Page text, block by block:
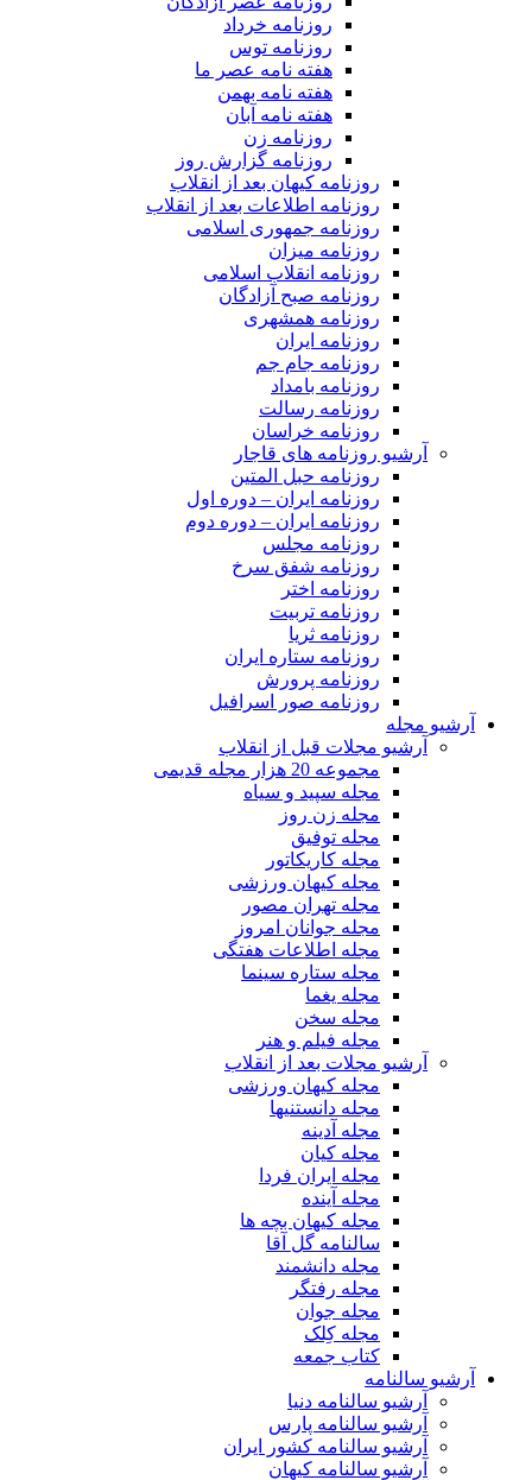
روزنامه خرداد
روزنامه توس
هفته نامه عصر ما
هفته نامه بهمن
هفته نامه آبان
روزنامه زن
روزنامه گزارش روز
روزنامه کیهان بعد از انقلاب
روزنامه اطلاعات بعد از انقلاب
روزنامه جمهوری اسلامی
روزنامه میزان
روزنامه انقلاب اسلامی
روزنامه صبح آزادگان
روزنامه همشهری
روزنامه ایران
روزنامه جام جم
روزنامه بامداد
روزنامه رسالت
روزنامه خراسان
آرشیو روزنامه های قاجار
روزنامه حبل المتین
روزنامه ایران – دوره اول
روزنامه ایران – دوره دوم
روزنامه مجلس
روزنامه شفق سرخ
روزنامه اختر
روزنامه تربیت
روزنامه ثریا
روزنامه ستاره ایران
روزنامه پرورش
روزنامه صور اسرافیل
آرشیو مجله
آرشیو مجلات قبل از انقلاب
مجموعه 20 هزار مجله قدیمی
مجله سپید و سیاه
مجله زن روز
مجله توفیق
مجله کاریکاتور
مجله کیهان ورزشی
مجله تهران مصور
مجله جوانان امروز
مجله اطلاعات هفتگی
مجله ستاره سینما
مجله یغما
مجله سخن
مجله فیلم و هنر
آرشیو مجلات بعد از انقلاب
مجله کیهان ورزشی
مجله دانستنیها
مجله آدینه
مجله کیان
مجله ایران فردا
مجله آینده
مجله کیهان بچه ها
سالنامه گل آقا
مجله دانشمند
مجله رفتگر
مجله جوان
مجله کِلک
کتاب جمعه
آرشیو سالنامه
آرشیو سالنامه دنیا
آرشیو سالنامه پارس
آرشیو سالنامه کشور ایران
آرشیو سالنامه کیهان